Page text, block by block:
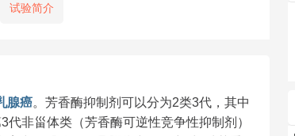
试验简介
腺癌。芳香酶抑制剂可以分为2类3代，其中
非甾体类（芳香酶可逆性竞争性抑制剂）